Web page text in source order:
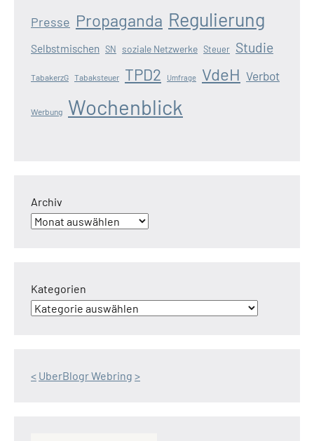
Presse Propaganda Regulierung
Selbstmischen SN soziale Netzwerke Steuer Studie
TabakerzG Tabaksteuer TPD2 Umfrage VdeH Verbot
Werbung Wochenblick
Archiv
Kategorien
< UberBlogr Webring >